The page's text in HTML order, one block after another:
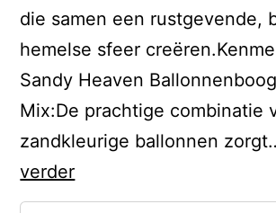
die samen een rustgevende,
hemelse sfeer
Sandy Heaven
Mix:De prachtige combinatie
zandkleurige ballonnen
verderSandy
Castles